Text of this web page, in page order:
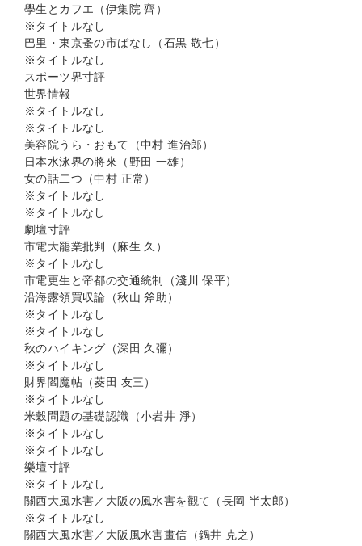
學生とカフエ（伊集院 齊）
※タイトルなし
巴里・東京蚤の市ばなし（石黒 敬七）
※タイトルなし
スポーツ界寸評
世界情報
※タイトルなし
※タイトルなし
美容院うら・おもて（中村 進治郎）
日本水泳界の將來（野田 一雄）
女の話二つ（中村 正常）
※タイトルなし
※タイトルなし
劇壇寸評
市電大罷業批判（麻生 久）
※タイトルなし
市電更生と帝都の交通統制（淺川 保平）
沿海露領買収論（秋山 斧助）
※タイトルなし
※タイトルなし
秋のハイキング（深田 久彌）
※タイトルなし
財界閻魔帖（菱田 友三）
※タイトルなし
米穀問題の基礎認識（小岩井 淨）
※タイトルなし
※タイトルなし
樂壇寸評
※タイトルなし
關西大風水害／大阪の風水害を觀て（長岡 半太郎）
※タイトルなし
關西大風水害／大阪風水害畫信（鍋井 克之）